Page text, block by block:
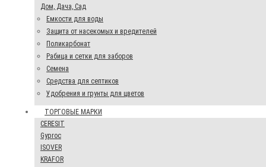
Дом, Дача, Сад
Емкости для воды
Защита от насекомых и вредителей
Поликарбонат
Рабица и сетки для заборов
Семена
Средства для септиков
Удобрения и грунты для цветов
ТОРГОВЫЕ МАРКИ
CERESIT
Gyproc
ISOVER
KRAFOR